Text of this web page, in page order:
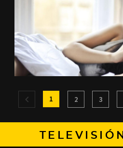
1 2 3
TELEVISIÓN